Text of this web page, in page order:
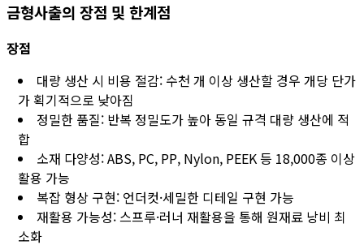
금형사출의 장점 및 한계점
장점
대량 생산 시 비용 절감: 수천 개 이상 생산할 경우 개당 단가
가 획기적으로 낮아짐
정밀한 품질: 반복 정밀도가 높아 동일 규격 대량 생산에 적
합
소재 다양성: ABS, PC, PP, Nylon, PEEK 등 18,000종 이상
활용 가능
복잡 형상 구현: 언더컷·세밀한 디테일 구현 가능
재활용 가능성: 스프루·러너 재활용을 통해 원재료 낭비 최
소화